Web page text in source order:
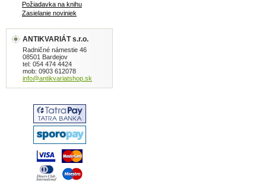
Požiadavka na knihu
Zasielanie noviniek
ANTIKVARIÁT s.r.o.
Radničné námestie 46
08501 Bardejov
tel: 054 474 4424
mob: 0903 612078
info@antikvariatshop.sk